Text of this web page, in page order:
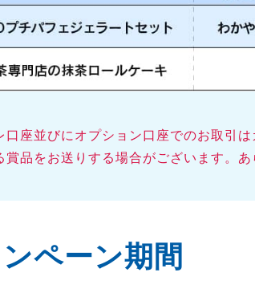
座並びにオプション口座でのお取引は
品をお送りする場合がございます。あ
ペーン期間